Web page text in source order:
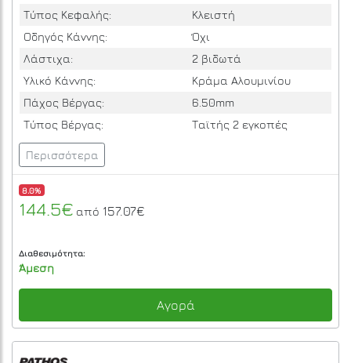
Τύπος Κεφαλής:
Κλειστή
Οδηγός Κάννης:
Όχι
Λάστιχα:
2 βιδωτά
Υλικό Κάννης:
Κράμα Αλουμινίου
Πάχος Βέργας:
6.50mm
Τύπος Βέργας:
Ταϊτής 2 εγκοπές
Περισσότερα
8.0%
144.5€ από 157.07€
Διαθεσιμότητα:
Άμεση
Αγορά